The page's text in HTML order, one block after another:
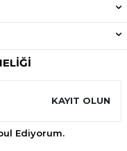
KAYIT OLUN
Ediyorum.